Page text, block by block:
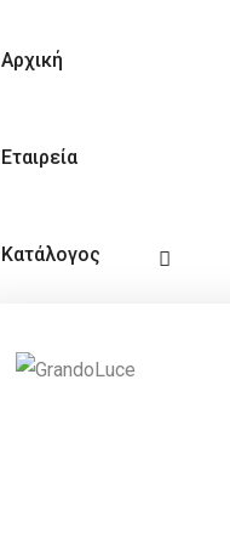
Αρχική
Εταιρεία
Κατάλογος
Video